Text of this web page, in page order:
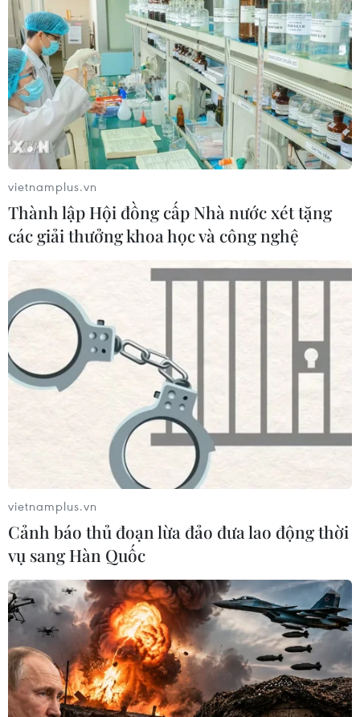
TIN CÙNG CHUYÊN MỤC
Hàn Quốc tái khẳng định mục tiêu
chung sống hòa bình với Triều Tiên
06/08/2026 15:33
vietnamplus.vn
Thành lập Hội đồng cấp Nhà nước xét tặng
các giải thưởng khoa học và công nghệ
vietnamplus.vn
Cảnh báo thủ đoạn lừa đảo đưa lao động thời
vụ sang Hàn Quốc